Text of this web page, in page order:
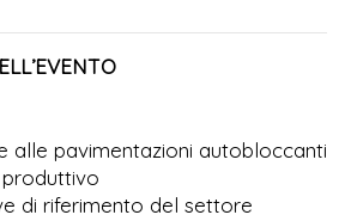
alle pavimentazioni autobloccanti
di riferimento del settore